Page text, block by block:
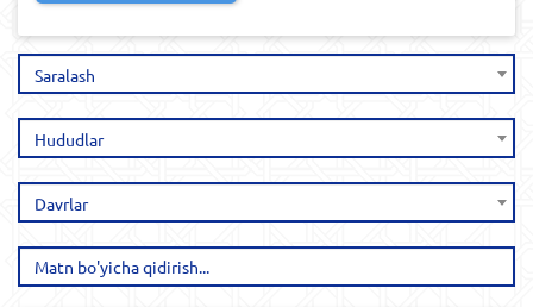
Saralash
Hududlar
Davrlar